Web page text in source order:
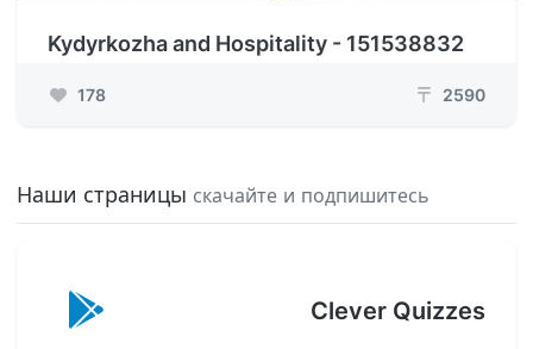
Kydyrkozha and Hospitality - 151538832
178 ₸ 2590
Наши страницы скачайте и подпишитесь
Clever Quizzes